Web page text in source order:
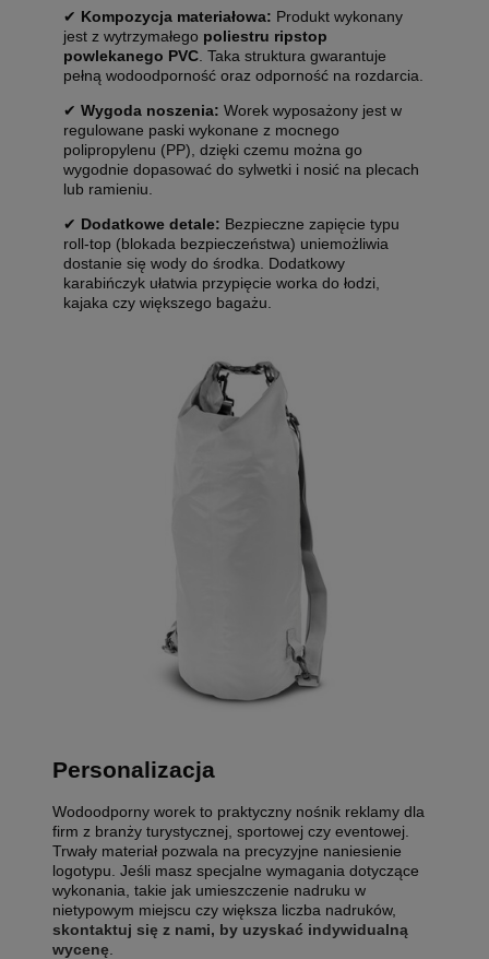
✔ Kompozycja materiałowa: Produkt wykonany
jest z wytrzymałego poliestru ripstop
powlekanego PVC . Taka struktura gwarantuje
pełną wodoodporność oraz odporność na rozdarcia.
✔ Wygoda noszenia: Worek wyposażony jest w
regulowane paski wykonane z mocnego
polipropylenu (PP), dzięki czemu można go
wygodnie dopasować do sylwetki i nosić na plecach
lub ramieniu.
✔ Dodatkowe detale: Bezpieczne zapięcie typu
roll-top (blokada bezpieczeństwa) uniemożliwia
dostanie się wody do środka. Dodatkowy
karabińczyk ułatwia przypięcie worka do łodzi,
kajaka czy większego bagażu.
Personalizacja
Wodoodporny worek to praktyczny nośnik reklamy dla
firm z branży turystycznej, sportowej czy eventowej.
Trwały materiał pozwala na precyzyjne naniesienie
logotypu. Jeśli masz specjalne wymagania dotyczące
wykonania, takie jak umieszczenie nadruku w
nietypowym miejscu czy większa liczba nadruków,
skontaktuj się z nami, by uzyskać indywidualną
wycenę